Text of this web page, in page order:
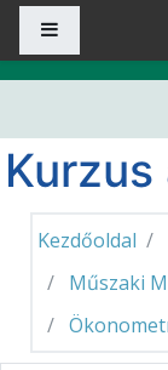
Tovább a fő
Kurzus
Kezdőoldal
Műszaki